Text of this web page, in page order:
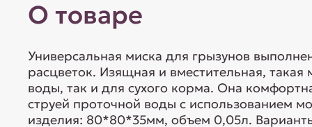
О товаре
Универсальная миска для грызунов
расцветок. Изящная и вместительная,
воды, так и для сухого корма. Она
струей проточной воды с использованием
изделия: 80*80*35мм, объем 0,05л.